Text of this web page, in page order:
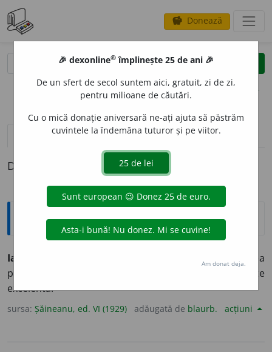
savings Donează
clear
opțiuni
definiții (1)
Definiția cu ID-ul 817528:
Explicative DEX
Iacobdeal
deal în Dobrogea
pe lângă Dunăre;
carieră de granit de o calitate
excelentă.
sursa: Șăineanu, ed. VI (1929) adăugată de blaurb. acțiuni
🎉 dexonline® împlinește 25 de ani 🎉
De un sfert de secol suntem aici, gratuit, zi de zi,
pentru milioane de căutări.
Cu o mică donație aniversară ne-ați ajuta să păstrăm
cuvintele la îndemâna tuturor și pe viitor.
Am donat deja.